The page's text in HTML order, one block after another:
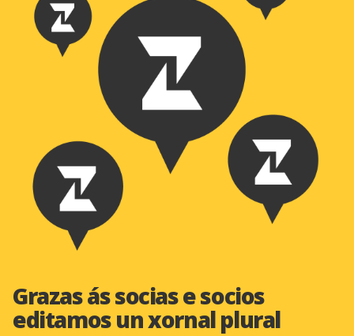
Grazas ás socias e socios
editamos un xornal plural